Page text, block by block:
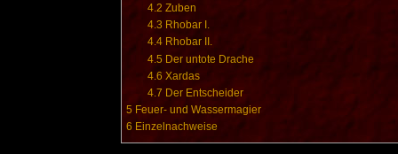
4.2 Zuben
4.3 Rhobar I.
4.4 Rhobar II.
4.5 Der untote Drache
4.6 Xardas
4.7 Der Entscheider
5 Feuer- und Wassermagier
6 Einzelnachweise